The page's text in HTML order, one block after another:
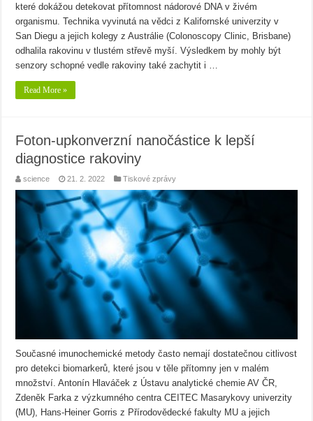
které dokážou detekovat přítomnost nádorové DNA v živém
organismu. Technika vyvinutá na vědci z Kalifornské univerzity v
San Diegu a jejich kolegy z Austrálie (Colonoscopy Clinic, Brisbane)
odhalila rakovinu v tlustém střevě myší. Výsledkem by mohly být
senzory schopné vedle rakoviny také zachytit i …
Read More »
Foton-upkonverzní nanočástice k lepší
diagnostice rakoviny
science 21. 2. 2022 Tiskové zprávy
Současné imunochemické metody často nemají dostatečnou citlivost
pro detekci biomarkerů, které jsou v těle přítomny jen v malém
množství. Antonín Hlaváček z Ústavu analytické chemie AV ČR,
Zdeněk Farka z výzkumného centra CEITEC Masarykovy univerzity
(MU), Hans-Heiner Gorris z Přírodovědecké fakulty MU a jejich